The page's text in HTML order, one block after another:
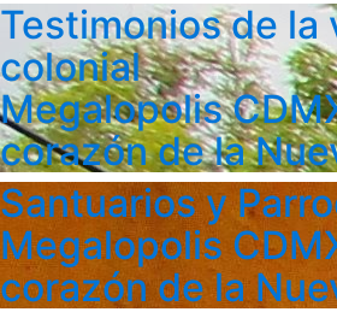
Testimonios de la
colonial
Megalopolis
corazón de la
Santuarios y
Megalopolis
corazón de la